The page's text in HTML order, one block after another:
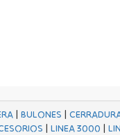
| BULONES |
|LINEA 3000 |